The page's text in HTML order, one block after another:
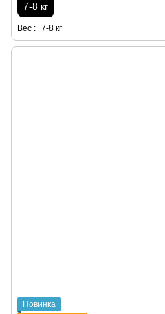
7-8 кг
Вес : 7-8 кг
Новинка